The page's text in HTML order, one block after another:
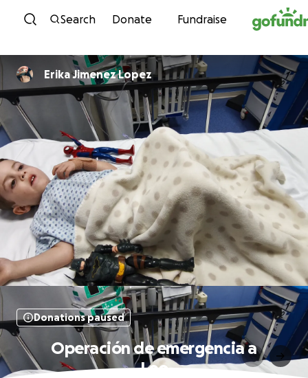
Skip to content
Search Donate Fundraise
Erika Jimenez Lopez
Donations paused
Operación de emergencia a
Leo